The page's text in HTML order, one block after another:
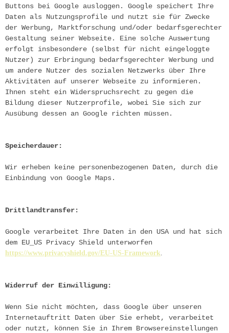
Buttons bei Google ausloggen. Google speichert Ihre
Daten als Nutzungsprofile und nutzt sie für Zwecke
der Werbung, Marktforschung und/oder bedarfsgerechter
Gestaltung seiner Webseite. Eine solche Auswertung
erfolgt insbesondere (selbst für nicht eingeloggte
Nutzer) zur Erbringung bedarfsgerechter Werbung und
um andere Nutzer des sozialen Netzwerks über Ihre
Aktivitäten auf unserer Webseite zu informieren.
Ihnen steht ein Widerspruchsrecht zu gegen die
Bildung dieser Nutzerprofile, wobei Sie sich zur
Ausübung dessen an Google richten müssen.
Speicherdauer:
Wir erheben keine personenbezogenen Daten, durch die
Einbindung von Google Maps.
Drittlandtransfer:
Google verarbeitet Ihre Daten in den USA und hat sich
dem EU_US Privacy Shield unterworfen
https://www.privacyshield.gov/EU-US-Framework
Widerruf der Einwilligung:
Wenn Sie nicht möchten, dass Google über unseren
Internetauftritt Daten über Sie erhebt, verarbeitet
oder nutzt, können Sie in Ihrem Browsereinstellungen